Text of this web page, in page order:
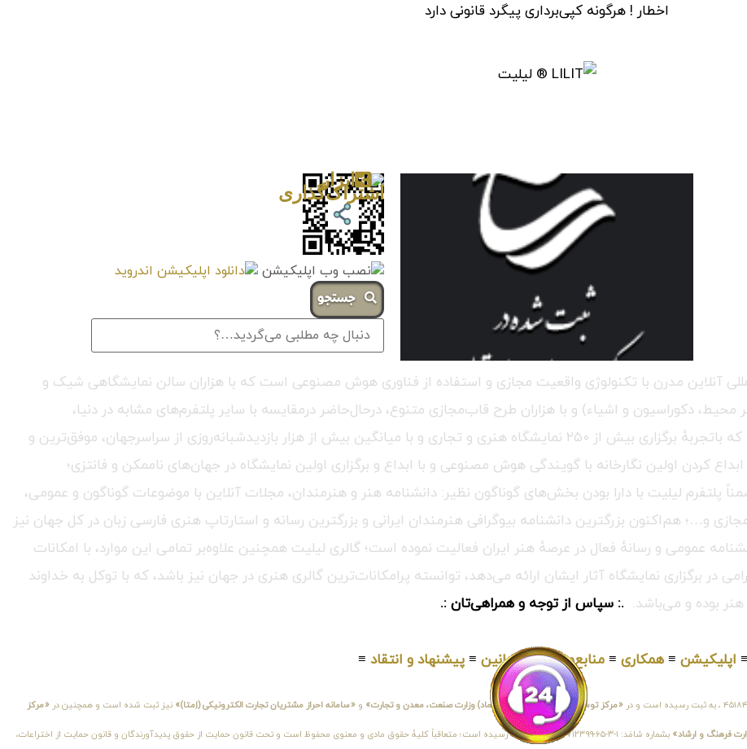
اخطار ! هرگونه کپی‌برداری پیگرد قانونی دارد
جستجو
آنلاین مدرن با تکنولوژی واقعیت مجازی و استفاده از فناوری هوش مصنوعی است که با هزاران سالن نمایشگاهی شیک و
دکوراسیون و اشیاء) و با هزاران طرح قاب‌مجازی متنوع، درحال‌حاضر درمقایسه با سایر پلتفرم‌های مشابه در دنیا،
پیشرفته‌ترین و بزرگترین گالری آنلاین در کل جهان می‌باشد، که باتجربهٔ برگزاری بیش از ۲۵۰ نمایشگاه هنری و تجاری و با میانگین بیش از هزار بازدیدشبانه‌روزی از سراسرجهان، موفق‌ترین و
کردن اولین نگارخانه با گویندگی هوش مصنوعی و با ابداع و برگزاری اولین نمایشگاه در جهان‌های ناممکن و فانتزی؛
پلتفرم لیلیت با دارا بودن بخش‌های گوناگون نظیر: دانشنامه هنر و هنرمندان، مجلات آنلاین با موضوعات گوناگون و عمومی،
و…؛ هم‌اکنون بزرگترین دانشنامه بیوگرافی هنرمندان ایرانی و بزرگترین رسانه و استارتاپ هنری فارسی زبان در کل جهان نیز
عمومی و رسانهٔ فعال در عرصهٔ هنر ایران فعالیت نموده است؛ گالری لیلیت همچنین علاوه‌بر تمامی این موارد، با امکانات
برگزاری نمایشگاه آثار ایشان ارائه می‌دهد، توانسته پرامکانات‌ترین گالری هنری در جهان نیز باشد، که با توکل به خداوند
بوده و می‌باشد. .: سپاس از توجه و همراهی‌تان :.
≡ اپلیکیشن ≡ همکاری ≡ منابع‌مطالب≡قوانین ≡ پیشنهاد و انتقاد ≡
«مرکز توسعه تجارت الکترونیکی (اینماد) وزارت صنعت، معدن و تجارت» و «سامانه احراز مشتریان تجارت الکترونیکی (اِمتا)» نیز ثبت شده است و همچنین در «مرکز
فرهنگ و ارشاد» بشماره شامَد: ۱-۳-۶۵-۷۱۲۳۹۹-۱-۱ ، نیز به ثبت رسیده است؛ متعاقباً کلیهٔ حقوق مادی و معنوی محفوظ است و تحت قانون حمایت از حقوق پدیدآورندگان و قانون حمایت از اختراعات،